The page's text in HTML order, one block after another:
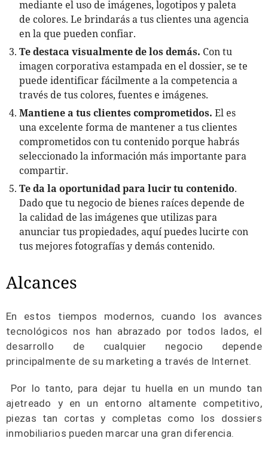
mediante el uso de imágenes, logotipos y paleta
de colores. Le brindarás a tus clientes una agencia
en la que pueden confiar.
Te destaca visualmente de los demás. Con tu
imagen corporativa estampada en el dossier, se te
puede identificar fácilmente a la competencia a
través de tus colores, fuentes e imágenes.
Mantiene a tus clientes comprometidos. El es
una excelente forma de mantener a tus clientes
comprometidos con tu contenido porque habrás
seleccionado la información más importante para
compartir.
Te da la oportunidad para lucir tu contenido.
Dado que tu negocio de bienes raíces depende de
la calidad de las imágenes que utilizas para
anunciar tus propiedades, aquí puedes lucirte con
tus mejores fotografías y demás contenido.
Alcances
En estos tiempos modernos, cuando los avances
tecnológicos nos han abrazado por todos lados, el
desarrollo de cualquier negocio depende
principalmente de su marketing a través de Internet.
Por lo tanto, para dejar tu huella en un mundo tan
ajetreado y en un entorno altamente competitivo,
piezas tan cortas y completas como los dossiers
inmobiliarios pueden marcar una gran diferencia.